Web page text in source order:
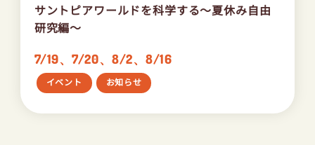
サントピアワールドを科学する～夏休み自由
研究編～
7/19、7/20、8/2、8/16
イベント お知らせ